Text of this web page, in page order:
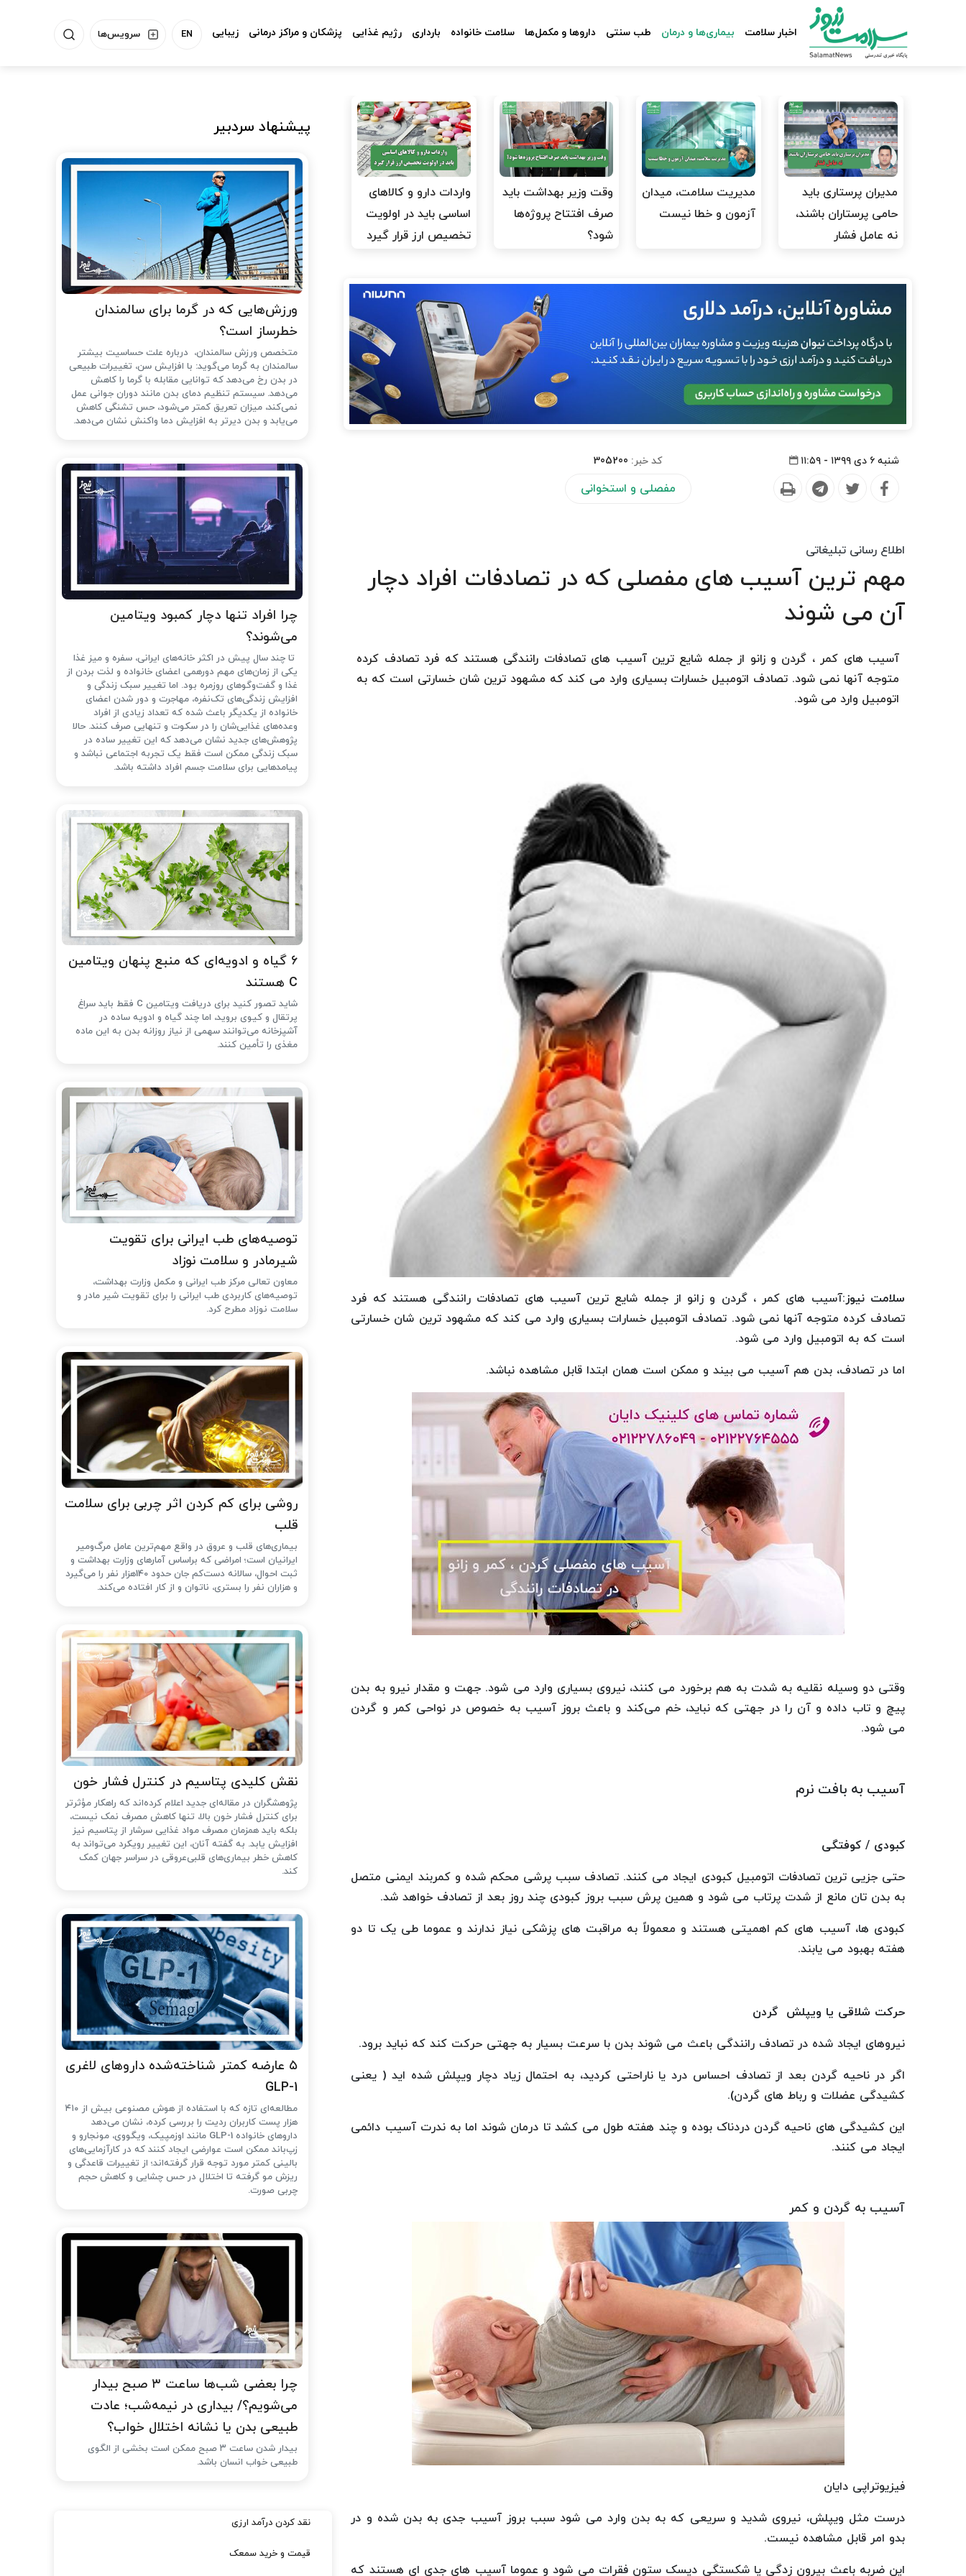
سرویس‌ها EN اخبار سلامت بیماری‌ها و درمان طب سنتی داروها و مکمل‌ها سلامت خانواده بارداری رژیم غذایی پزشکان و مراکز درمانی زیبایی
مدیران پرستاری باید
حامی پرستاران باشند،
نه عامل فشار
مدیریت سلامت، میدان
آزمون و خطا نیست
وقت وزیر بهداشت باید
صرف افتتاح پروژه‌ها
شود؟
واردات دارو و کالاهای
اساسی باید در اولویت
تخصیص ارز قرار گیرد
شنبه ۶ دی ۱۳۹۹ - ۱۱:۵۹ کد خبر: 305200
مفصلی و استخوانی
اطلاع رسانی تبلیغاتی
مهم ترین آسیب های مفصلی که در تصادفات افراد دچار
آن می شوند
آسیب های کمر ، گردن و زانو از جمله شایع ترین آسیب های تصادفات رانندگی هستند که فرد تصادف کرده
متوجه آنها نمی شود. تصادف اتومبیل خسارات بسیاری وارد می‌ کند که مشهود ترین شان خسارتی است که به
اتومبیل وارد می شود.
سلامت نیوز:آسیب های کمر ، گردن و زانو از جمله شایع ترین آسیب های تصادفات رانندگی هستند که فرد
تصادف کرده متوجه آنها نمی شود. تصادف اتومبیل خسارات بسیاری وارد می‌ کند که مشهود ترین شان خسارتی
است که به اتومبیل وارد می شود.
اما در تصادف، بدن هم آسیب می بیند و ممکن است همان ابتدا قابل مشاهده نباشد.
وقتی دو وسیله نقلیه به شدت به هم برخورد می کنند، نیروی بسیاری وارد می شود. جهت و مقدار نیرو به بدن
پیچ و تاب داده و آن را در جهتی که نباید، خم می‌کند و باعث بروز آسیب به خصوص در نواحی کمر و گردن
می شود.
آسیب به بافت نرم
کبودی / کوفتگی
حتی جزیی ترین تصادفات اتومبیل کبودی ایجاد می کنند. تصادف سبب پرشی محکم شده و کمربند ایمنی متصل
به بدن تان مانع از شدت پرتاب می شود و همین پرش سبب بروز کبودی چند روز بعد از تصادف خواهد شد.
کبودی ها، آسیب های کم اهمیتی هستند و معمولاً به مراقبت های پزشکی نیاز ندارند و عموما طی یک تا دو
هفته بهبود می یابند.
حرکت شلاقی یا ویپلش گردن
نیروهای ایجاد شده در تصادف رانندگی باعث می‌ شوند بدن با سرعت بسیار به جهتی حرکت کند که نباید برود.
اگر در ناحیه گردن بعد از تصادف احساس درد یا ناراحتی کردید، به احتمال زیاد دچار ویپلش شده اید ( یعنی
کشیدگی عضلات و رباط های گردن).
این کشیدگی های ناحیه گردن دردناک بوده و چند هفته طول می‌ کشد تا درمان شوند اما به ندرت آسیب دائمی
ایجاد می کنند.
آسیب به گردن و کمر
فیزیوتراپی دایان
درست مثل ویپلش، نیروی شدید و سریعی که به بدن وارد می شود سبب بروز آسیب جدی به بدن شده و در
بدو امر قابل مشاهده نیست.
این ضربه باعث بیرون زدگی یا شکستگی دیسک ستون فقرات می شود و عموما آسیب های جدی ای هستند که
پیشنهاد سردبیر
ورزش‌هایی که در گرما برای سالمندان
خطرساز است؟
متخصص ورزش سالمندان، درباره علت حساسیت بیشتر
سالمندان به گرما می‌گوید: با افزایش سن، تغییرات طبیعی
در بدن رخ می‌دهد که توانایی مقابله با گرما را کاهش
می‌دهد. سیستم تنظیم دمای بدن مانند دوران جوانی عمل
نمی‌کند، میزان تعریق کمتر می‌شود، حس تشنگی کاهش
می‌یابد و بدن دیرتر به افزایش دما واکنش نشان می‌دهد.
چرا افراد تنها دچار کمبود ویتامین
می‌شوند؟
تا چند سال پیش در اکثر خانه‌های ایرانی، سفره و میز غذا
یکی از زمان‌های مهم دورهمی اعضای خانواده و لذت بردن از
غذا و گفت‌وگوهای روزمره بود. اما تغییر سبک زندگی و
افزایش زندگی‌های تک‌نفره، مهاجرت و دور شدن اعضای
خانواده از یکدیگر باعث شده که تعداد زیادی از افراد
وعده‌های غذایی‌شان را در سکوت و تنهایی صرف کنند. حالا
پژوهش‌های جدید نشان می‌دهد که این تغییر ساده در
سبک زندگی ممکن است فقط یک تجربه اجتماعی نباشد و
پیامدهایی برای سلامت جسم افراد داشته باشد.
۶ گیاه و ادویه‌ای که منبع پنهان ویتامین
C هستند
شاید تصور کنید برای دریافت ویتامین C فقط باید سراغ
پرتقال و کیوی بروید، اما چند گیاه و ادویه ساده در
آشپزخانه می‌توانند سهمی از نیاز روزانه بدن به این ماده
مغذی را تأمین کنند.
توصیه‌های طب ایرانی برای تقویت
شیرمادر و سلامت نوزاد
معاون تعالی مرکز طب ایرانی و مکمل وزارت بهداشت،
توصیه‌های کاربردی طب ایرانی را برای تقویت شیر مادر و
سلامت نوزاد مطرح کرد.
روشی برای کم کردن اثر چربی برای سلامت
قلب
بیماری‌های قلب و عروق در واقع مهم‌ترین عامل مرگ‌ومیر
ایرانیان است؛ امراضی که براساس آمارهای وزارت بهداشت و
ثبت احوال، سالانه دست‌کم جان حدود 140هزار نفر را می‌گیرد
و هزاران نفر را بستری، ناتوان و از کار افتاده می‌کند.
نقش کلیدی پتاسیم در کنترل فشار خون
پژوهشگران در مقاله‌ای جدید اعلام کرده‌اند که راهکار مؤثرتر
برای کنترل فشار خون بالا، تنها کاهش مصرف نمک نیست،
بلکه باید همزمان مصرف مواد غذایی سرشار از پتاسیم نیز
افزایش یابد. به گفته آنان، این تغییر رویکرد می‌تواند به
کاهش خطر بیماری‌های قلبی‌عروقی در سراسر جهان کمک
کند.
۵ عارضه کمتر شناخته‌شده داروهای لاغری
GLP-1
مطالعه‌ای تازه که با استفاده از هوش مصنوعی بیش از ۴۱۰
هزار پست کاربران ردیت را بررسی کرده، نشان می‌دهد
داروهای خانواده GLP-1 مانند اوزمپیک، ویگووی، مونجارو و
زپ‌باند ممکن است عوارضی ایجاد کنند که در کارآزمایی‌های
بالینی کمتر مورد توجه قرار گرفته‌اند؛ از تغییرات قاعدگی و
ریزش مو گرفته تا اختلال در حس چشایی و کاهش حجم
چربی صورت.
چرا بعضی شب‌ها ساعت ۳ صبح بیدار
می‌شویم؟/ بیداری در نیمه‌شب؛ عادت
طبیعی بدن یا نشانه اختلال خواب؟
بیدار شدن ساعت ۳ صبح ممکن است بخشی از الگوی
طبیعی خواب انسان باشد.
نقد کردن درآمد ارزی
قیمت و خرید سمعک